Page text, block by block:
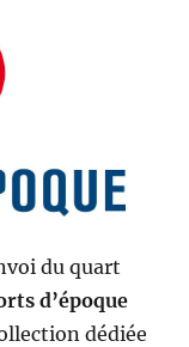
du quart
d’époque
dédiée